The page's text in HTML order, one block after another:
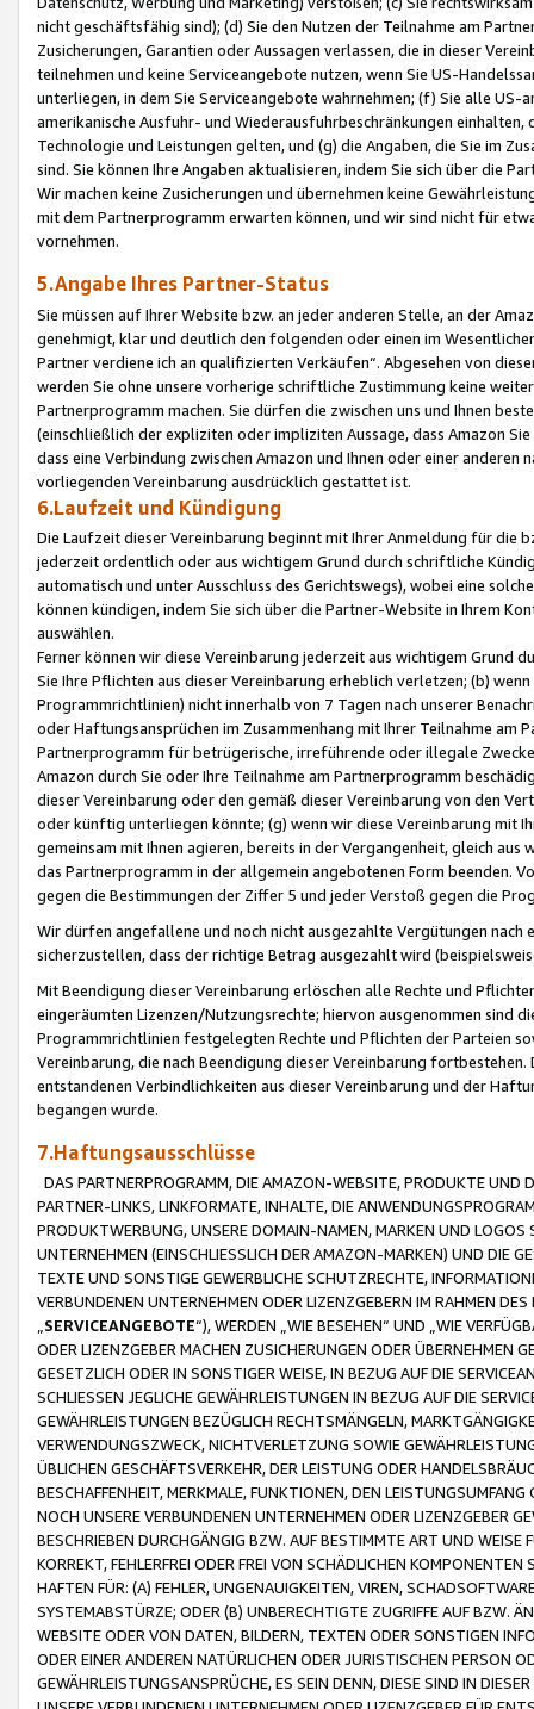
nicht geschäftsfähig sind); (d) Sie den Nutzen der Teilnahme am
Zusicherungen, Garantien oder Aussagen verlassen, die in dieser
teilnehmen und keine Serviceangebote nutzen, wenn Sie US-
unterliegen, in dem Sie Serviceangebote wahrnehmen; (f) Sie alle
amerikanische Ausfuhr- und Wiederausfuhrbeschränkungen
Technologie und Leistungen gelten, und (g) die Angaben, die Sie im
sind. Sie können Ihre Angaben aktualisieren, indem Sie sich über die
Wir machen keine Zusicherungen und übernehmen keine
mit dem Partnerprogramm erwarten können, und wir sind nicht für
vornehmen.
5.Angabe Ihres Partner-Status
Sie müssen auf Ihrer Website bzw. an jeder anderen Stelle, an der
genehmigt, klar und deutlich den folgenden oder einen im
Partner verdiene ich an qualifizierten Verkäufen“. Abgesehen von
werden Sie ohne unsere vorherige schriftliche Zustimmung keine
Partnerprogramm machen. Sie dürfen die zwischen uns und Ihnen
(einschließlich der expliziten oder impliziten Aussage, dass Amazon
dass eine Verbindung zwischen Amazon und Ihnen oder einer
vorliegenden Vereinbarung ausdrücklich gestattet ist.
6.Laufzeit und Kündigung
Die Laufzeit dieser Vereinbarung beginnt mit Ihrer Anmeldung für die
jederzeit ordentlich oder aus wichtigem Grund durch schriftliche
automatisch und unter Ausschluss des Gerichtswegs), wobei eine
können kündigen, indem Sie sich über die Partner-Website in Ihrem
auswählen.
Ferner können wir diese Vereinbarung jederzeit aus wichtigem Grund
Sie Ihre Pflichten aus dieser Vereinbarung erheblich verletzen; (b)
Programmrichtlinien) nicht innerhalb von 7 Tagen nach unserer
oder Haftungsansprüchen im Zusammenhang mit Ihrer Teilnahme am
Partnerprogramm für betrügerische, irreführende oder illegale
Amazon durch Sie oder Ihre Teilnahme am Partnerprogramm
dieser Vereinbarung oder den gemäß dieser Vereinbarung von den
oder künftig unterliegen könnte; (g) wenn wir diese Vereinbarung mit
gemeinsam mit Ihnen agieren, bereits in der Vergangenheit, gleich
das Partnerprogramm in der allgemein angebotenen Form beenden.
gegen die Bestimmungen der Ziffer 5 und jeder Verstoß gegen die
Wir dürfen angefallene und noch nicht ausgezahlte Vergütungen
sicherzustellen, dass der richtige Betrag ausgezahlt wird
Mit Beendigung dieser Vereinbarung erlöschen alle Rechte und
eingeräumten Lizenzen/Nutzungsrechte; hiervon ausgenommen sind
Programmrichtlinien festgelegten Rechte und Pflichten der Parteien
Vereinbarung, die nach Beendigung dieser Vereinbarung
entstandenen Verbindlichkeiten aus dieser Vereinbarung und der
begangen wurde.
7.Haftungsausschlüsse
DAS PARTNERPROGRAMM, DIE AMAZON-WEBSITE, PRODUKTE UND
PARTNER-LINKS, LINKFORMATE, INHALTE, DIE
PRODUKTWERBUNG, UNSERE DOMAIN-NAMEN, MARKEN UND
UNTERNEHMEN (EINSCHLIESSLICH DER AMAZON-MARKEN) UND DIE
TEXTE UND SONSTIGE GEWERBLICHE SCHUTZRECHTE,
VERBUNDENEN UNTERNEHMEN ODER LIZENZGEBERN IM RAHMEN
SERVICEANGEBOTE“), WERDEN „WIE BESEHEN“ UND „WIE
ODER LIZENZGEBER MACHEN ZUSICHERUNGEN ODER ÜBERNEHMEN
GESETZLICH ODER IN SONSTIGER WEISE, IN BEZUG AUF DIE
SCHLIESSEN JEGLICHE GEWÄHRLEISTUNGEN IN BEZUG AUF DIE
GEWÄHRLEISTUNGEN BEZÜGLICH RECHTSMÄNGELN,
VERWENDUNGSZWECK, NICHTVERLETZUNG SOWIE
ÜBLICHEN GESCHÄFTSVERKEHR, DER LEISTUNG ODER
BESCHAFFENHEIT, MERKMALE, FUNKTIONEN, DEN
NOCH UNSERE VERBUNDENEN UNTERNEHMEN ODER LIZENZGEBER
BESCHRIEBEN DURCHGÄNGIG BZW. AUF BESTIMMTE ART UND
KORREKT, FEHLERFREI ODER FREI VON SCHÄDLICHEN
HAFTEN FÜR: (A) FEHLER, UNGENAUIGKEITEN, VIREN,
SYSTEMABSTÜRZE; ODER (B) UNBERECHTIGTE ZUGRIFFE AUF BZW.
WEBSITE ODER VON DATEN, BILDERN, TEXTEN ODER SONSTIGEN
ODER EINER ANDEREN NATÜRLICHEN ODER JURISTISCHEN PERSON
GEWÄHRLEISTUNGSANSPRÜCHE, ES SEIN DENN, DIESE SIND IN